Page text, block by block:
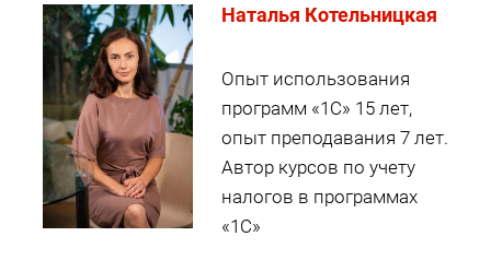
Наталья Котельницкая
Опыт использования
программ «1С» 15 лет,
опыт преподавания 7 лет.
Автор курсов по учету
налогов в программах
«1С»